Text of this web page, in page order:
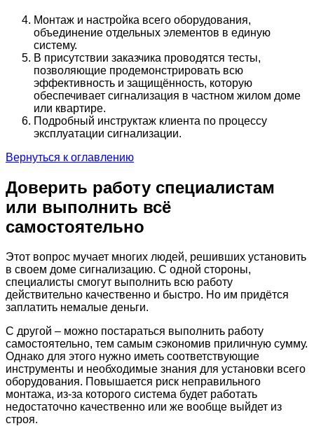
Монтаж и настройка всего оборудования,
объединение отдельных элементов в единую
систему.
В присутствии заказчика проводятся тесты,
позволяющие продемонстрировать всю
эффективность и защищённость, которую
обеспечивает сигнализация в частном жилом доме
или квартире.
Подробный инструктаж клиента по процессу
эксплуатации сигнализации.
Вернуться к оглавлению
Доверить работу специалистам
или выполнить всё
самостоятельно
Этот вопрос мучает многих людей, решивших установить
в своем доме сигнализацию. С одной стороны,
специалисты смогут выполнить всю работу
действительно качественно и быстро. Но им придётся
заплатить немалые деньги.
С другой – можно постараться выполнить работу
самостоятельно, тем самым сэкономив приличную сумму.
Однако для этого нужно иметь соответствующие
инструменты и необходимые знания для установки всего
оборудования. Повышается риск неправильного
монтажа, из-за которого система будет работать
недостаточно качественно или же вообще выйдет из
строя.